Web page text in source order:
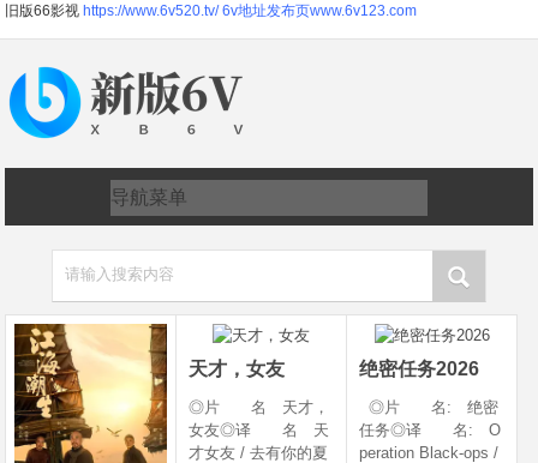
旧版66影视 https://www.6v520.tv/ 6v地址发布页www.6v123.com
请输入搜索内容
天才，女友
◎片 名 天才，
女友◎译 名 天
才女友 / 去有你的夏
绝密任务2026
◎片 名: 绝密
任务◎译 名: O
peration Black-ops /